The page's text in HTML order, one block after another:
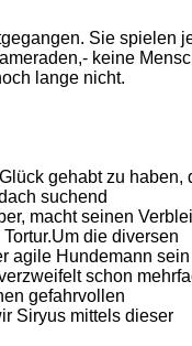
Sie spielen
keine
lange nicht.
gehabt zu haben,
suchend
macht seinen
die diversen
agile Hundemann sein
schon
gefahrvollen
Siryus mittels dieser